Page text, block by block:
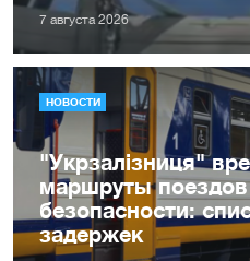
7 августа 2026
НОВОСТИ
"Укрзалізниця"
маршруты
безопасности:
задержек